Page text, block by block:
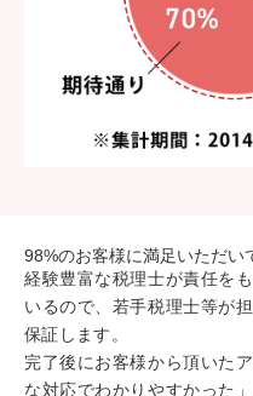
98%のお客様に満足いただい
経験豊富な税理士が責任を
いるので、若手税理士等が
保証します。
完了後にお客様から頂いた
な対応でわかりやすかった